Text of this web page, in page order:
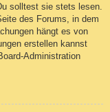
solltest sie stets lesen.
des Forums, in dem
hängt es von
erstellen kannst
Administration